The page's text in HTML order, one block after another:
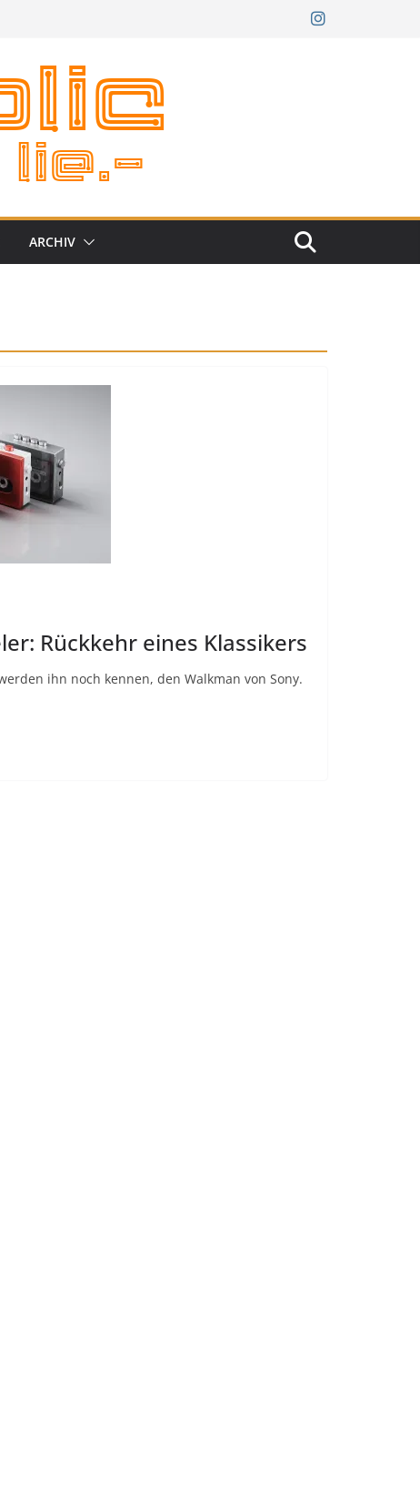
ARCHIV
Rückkehr eines Klassikers
ihn noch kennen, den Walkman von Sony.